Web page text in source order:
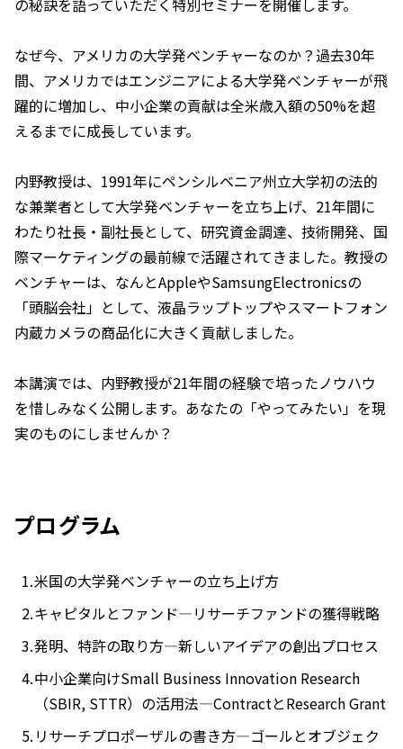
の秘訣を語っていただく特別セミナーを開催します。
なぜ今、アメリカの大学発ベンチャーなのか？過去30年
間、アメリカではエンジニアによる大学発ベンチャーが飛
躍的に増加し、中小企業の貢献は全米歳入額の50%を超
えるまでに成長しています。
内野教授は、1991年にペンシルベニア州立大学初の法的
な兼業者として大学発ベンチャーを立ち上げ、21年間に
わたり社長・副社長として、研究資金調達、技術開発、国
際マーケティングの最前線で活躍されてきました。教授の
ベンチャーは、なんとAppleやSamsungElectronicsの
「頭脳会社」として、液晶ラップトップやスマートフォン
内蔵カメラの商品化に大きく貢献しました。
本講演では、内野教授が21年間の経験で培ったノウハウ
を惜しみなく公開します。あなたの「やってみたい」を現
実のものにしませんか？
プログラム
米国の大学発ベンチャーの立ち上げ方
キャピタルとファンド―リサーチファンドの獲得戦略
発明、特許の取り方―新しいアイデアの創出プロセス
中小企業向けSmall Business Innovation Research
（SBIR, STTR）の活用法―ContractとResearch Grant
リサーチプロポーザルの書き方―ゴールとオブジェク